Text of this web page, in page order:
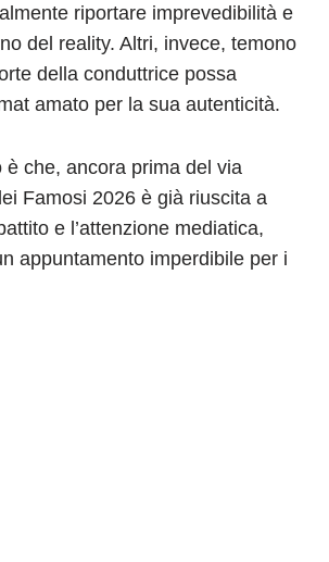
riportare imprevedibilità e
del reality. Altri, invece, temono
della conduttrice possa
amato per la sua autenticità.
è che, ancora prima del via
Famosi 2026 è già riuscita a
e l’attenzione mediatica,
appuntamento imperdibile per i